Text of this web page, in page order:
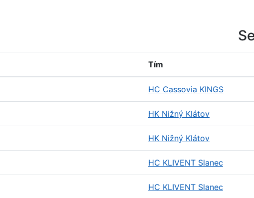
Tím
HC Cassovia KINGS
HK Nižný Klátov
HK Nižný Klátov
HC KLIVENT Slanec
HC KLIVENT Slanec